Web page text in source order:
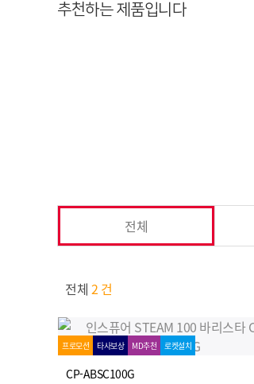
추천하는 제품입니다
전체
전체 2 건
프로모션 타사보상 MD추천 로켓설치
CP-ABSC100G